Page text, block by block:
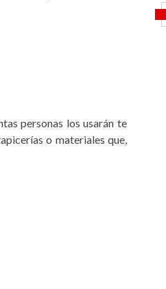
personas los usarán te
o materiales que,